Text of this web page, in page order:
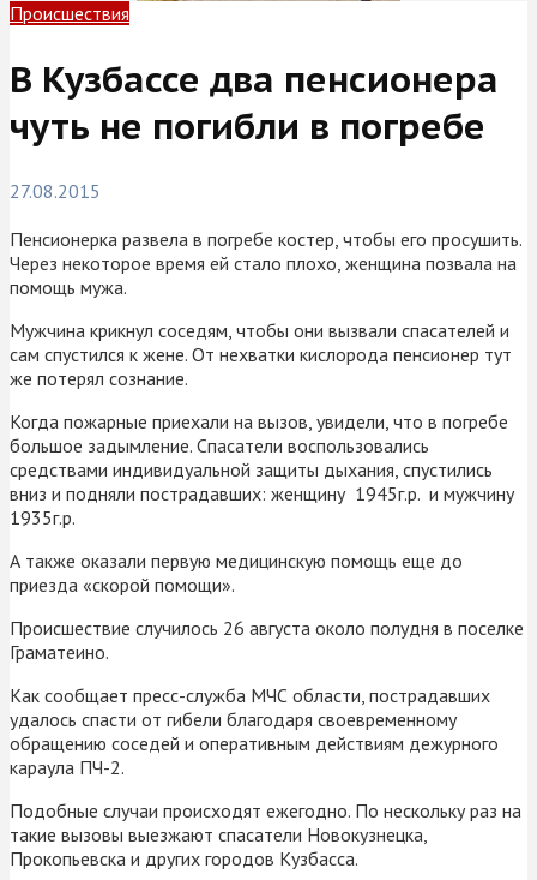
Происшествия
В Кузбассе два пенсионера
чуть не погибли в погребе
27.08.2015
Пенсионерка развела в погребе костер, чтобы его просушить.
Через некоторое время ей стало плохо, женщина позвала на
помощь мужа.
Мужчина крикнул соседям, чтобы они вызвали спасателей и
сам спустился к жене. От нехватки кислорода пенсионер тут
же потерял сознание.
Когда пожарные приехали на вызов, увидели, что в погребе
большое задымление. Спасатели воспользовались
средствами индивидуальной защиты дыхания, спустились
вниз и подняли пострадавших: женщину 1945г.р. и мужчину
1935г.р.
А также оказали первую медицинскую помощь еще до
приезда «скорой помощи».
Происшествие случилось 26 августа около полудня в поселке
Граматеино.
Как сообщает пресс-служба МЧС области, пострадавших
удалось спасти от гибели благодаря своевременному
обращению соседей и оперативным действиям дежурного
караула ПЧ-2.
Подобные случаи происходят ежегодно. По нескольку раз на
такие вызовы выезжают спасатели Новокузнецка,
Прокопьевска и других городов Кузбасса.